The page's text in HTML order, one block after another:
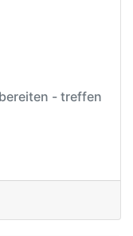
- treffen